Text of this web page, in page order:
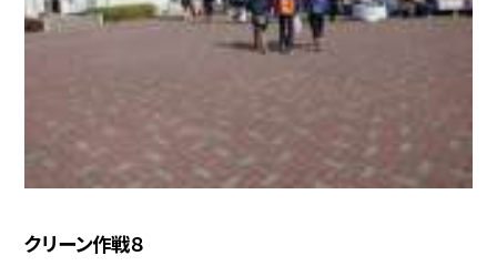
クリーン作戦８